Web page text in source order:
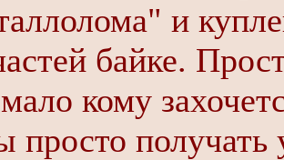
и
байке.
кому
просто получать